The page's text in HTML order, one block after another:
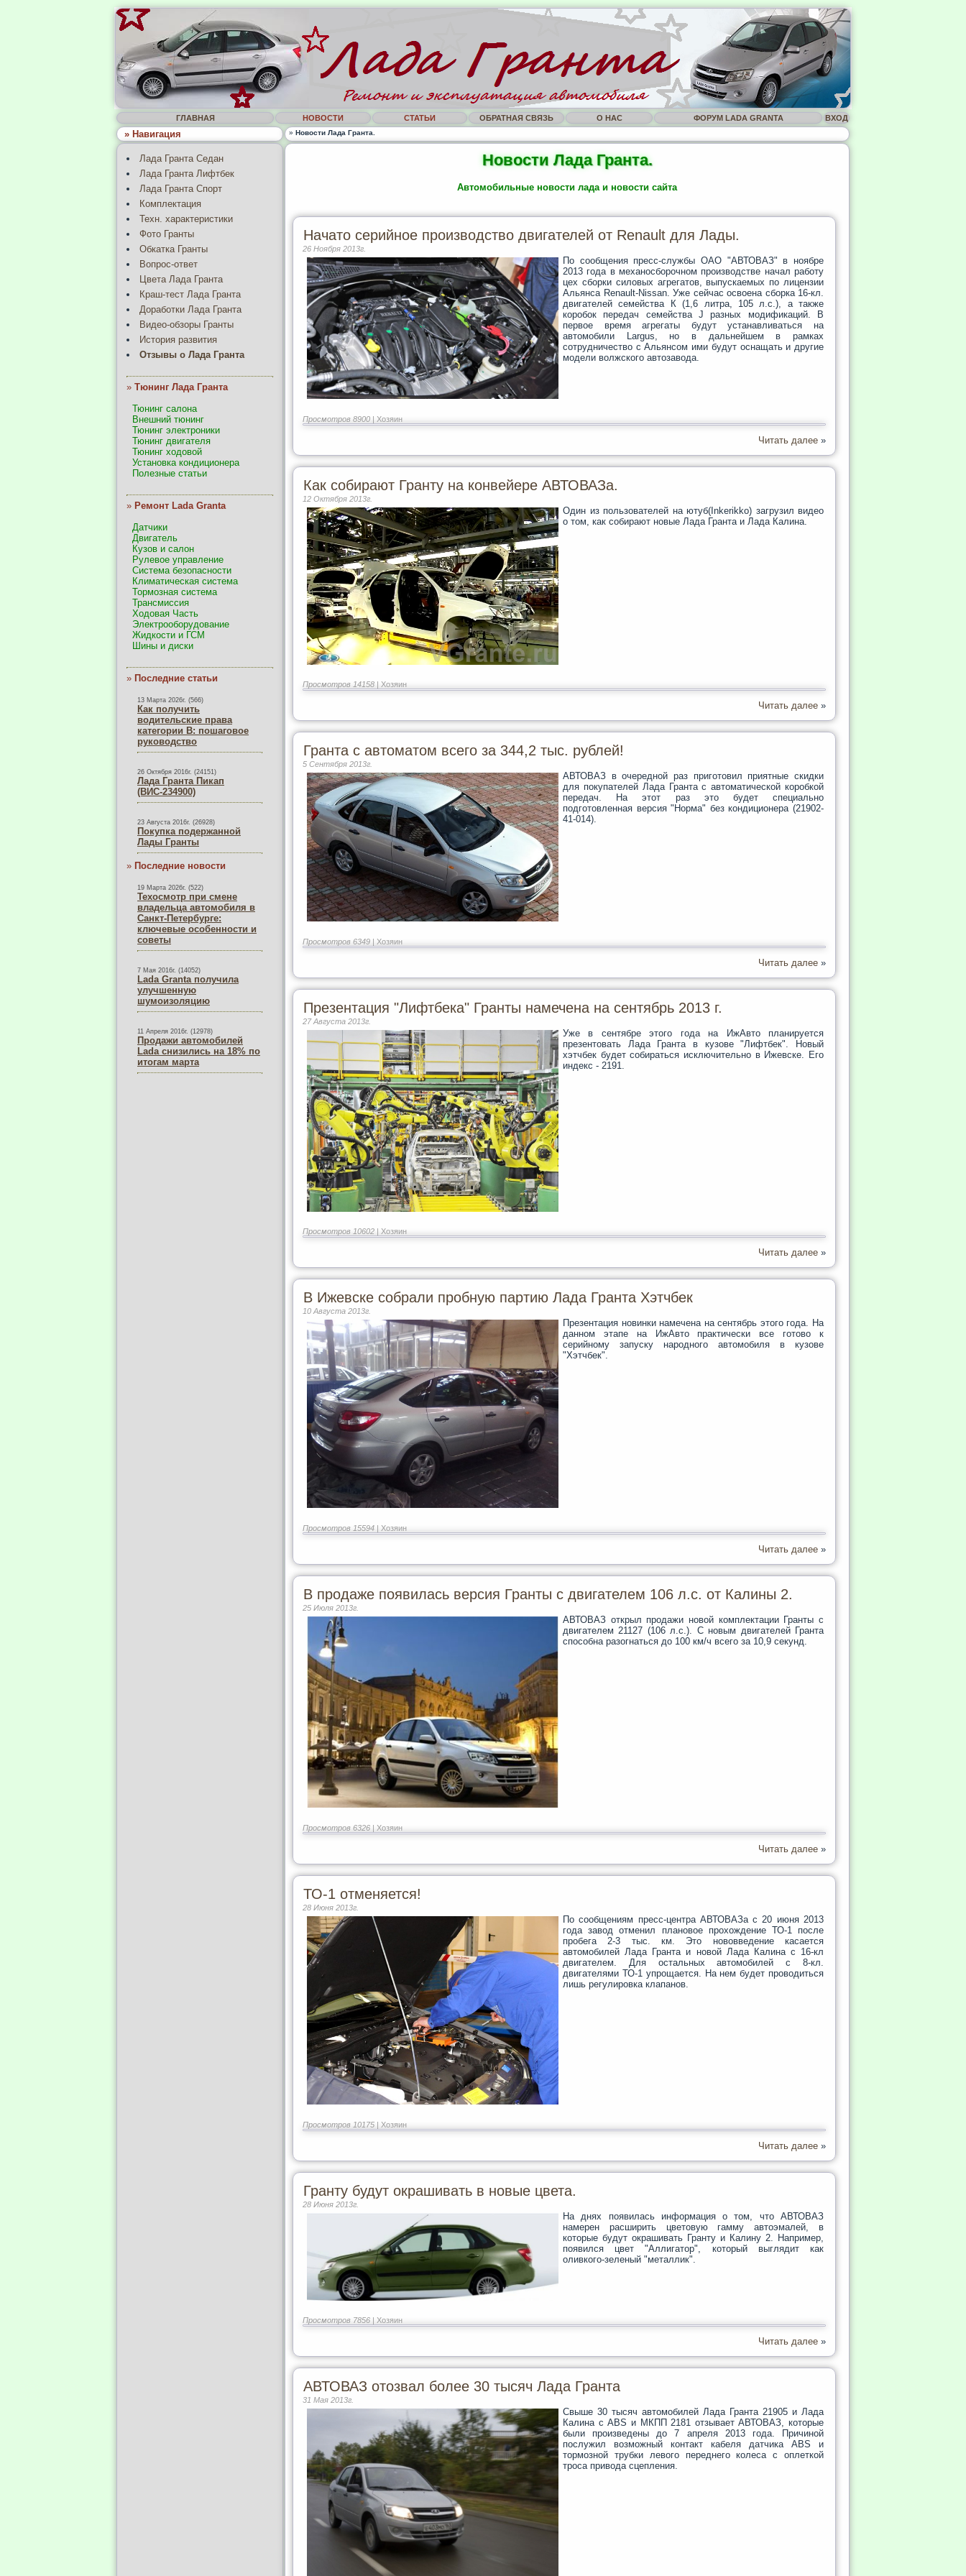
ГЛАВНАЯ НОВОСТИ СТАТЬИ ОБРАТНАЯ СВЯЗЬ О НАС ФОРУМ LADA GRANTA ВХОД
» Навигация » Новости Лада Гранта.
Лада Гранта Седан
Лада Гранта Лифтбек
Лада Гранта Спорт
Комплектация
Техн. характеристики
Фото Гранты
Обкатка Гранты
Вопрос-ответ
Цвета Лада Гранта
Краш-тест Лада Гранта
Доработки Лада Гранта
Видео-обзоры Гранты
История развития
Отзывы о Лада Гранта
» Тюнинг Лада Гранта
Тюнинг салона
Внешний тюнинг
Тюнинг электроники
Тюнинг двигателя
Тюнинг ходовой
Установка кондиционера
Полезные статьи
» Ремонт Lada Granta
Датчики
Двигатель
Кузов и салон
Рулевое управление
Система безопасности
Климатическая система
Тормозная система
Трансмиссия
Ходовая Часть
Электрооборудование
Жидкости и ГСМ
Шины и диски
» Последние статьи
13 Марта 2026г. (566)
Как получить
водительские права
категории B: пошаговое
руководство
26 Октября 2016г. (24151)
Лада Гранта Пикап
(ВИС-234900)
23 Августа 2016г. (26928)
Покупка подержанной
Лады Гранты
» Последние новости
19 Марта 2026г. (522)
Техосмотр при смене
владельца автомобиля в
Санкт-Петербурге:
ключевые особенности и
советы
7 Мая 2016г. (14052)
Lada Granta получила
улучшенную
шумоизоляцию
11 Апреля 2016г. (12978)
Продажи автомобилей
Lada снизились на 18% по
итогам марта
Новости Лада Гранта.
Автомобильные новости лада и новости сайта
Начато серийное производство двигателей от Renault для Лады.
26 Ноября 2013г.
По сообщения пресс-службы ОАО "АВТОВАЗ" в ноябре
2013 года в механосборочном производстве начал работу
цех сборки силовых агрегатов, выпускаемых по лицензии
Альянса Renault-Nissan. Уже сейчас освоена сборка 16-кл.
двигателей семейства К (1,6 литра, 105 л.с.), а также
коробок передач семейства J разных модификаций. В
первое время агрегаты будут устанавливаться на
автомобили Largus, но в дальнейшем в рамках
сотрудничество с Альянсом ими будут оснащать и другие
модели волжского автозавода.
Просмотров 8900 | Хозяин
Читать далее »
Как собирают Гранту на конвейере АВТОВАЗа.
12 Октября 2013г.
Один из пользователей на ютуб(Inkerikko) загрузил видео
о том, как собирают новые Лада Гранта и Лада Калина.
Просмотров 14158 | Хозяин
Читать далее »
Гранта с автоматом всего за 344,2 тыс. рублей!
5 Сентября 2013г.
АВТОВАЗ в очередной раз приготовил приятные скидки
для покупателей Лада Гранта с автоматической коробкой
передач. На этот раз это будет специально
подготовленная версия "Норма" без кондиционера (21902-
41-014).
Просмотров 6349 | Хозяин
Читать далее »
Презентация "Лифтбека" Гранты намечена на сентябрь 2013 г.
27 Августа 2013г.
Уже в сентябре этого года на ИжАвто планируется
презентовать Лада Гранта в кузове "Лифтбек". Новый
хэтчбек будет собираться исключительно в Ижевске. Его
индекс - 2191.
Просмотров 10602 | Хозяин
Читать далее »
В Ижевске собрали пробную партию Лада Гранта Хэтчбек
10 Августа 2013г.
Презентация новинки намечена на сентябрь этого года. На
данном этапе на ИжАвто практически все готово к
серийному запуску народного автомобиля в кузове
"Хэтчбек".
Просмотров 15594 | Хозяин
Читать далее »
В продаже появилась версия Гранты с двигателем 106 л.с. от Калины 2.
25 Июля 2013г.
АВТОВАЗ открыл продажи новой комплектации Гранты с
двигателем 21127 (106 л.с.). С новым двигателей Гранта
способна разогнаться до 100 км/ч всего за 10,9 секунд.
Просмотров 6326 | Хозяин
Читать далее »
ТО-1 отменяется!
28 Июня 2013г.
По сообщениям пресс-центра АВТОВАЗа с 20 июня 2013
года завод отменил плановое прохождение ТО-1 после
пробега 2-3 тыс. км. Это нововведение касается
автомобилей Лада Гранта и новой Лада Калина с 16-кл
двигателем. Для остальных автомобилей с 8-кл.
двигателями ТО-1 упрощается. На нем будет проводиться
лишь регулировка клапанов.
Просмотров 10175 | Хозяин
Читать далее »
Гранту будут окрашивать в новые цвета.
28 Июня 2013г.
На днях появилась информация о том, что АВТОВАЗ
намерен расширить цветовую гамму автоэмалей, в
которые будут окрашивать Гранту и Калину 2. Например,
появился цвет "Аллигатор", который выглядит как
оливкого-зеленый "металлик".
Просмотров 7856 | Хозяин
Читать далее »
АВТОВАЗ отозвал более 30 тысяч Лада Гранта
31 Мая 2013г.
Свыше 30 тысяч автомобилей Лада Гранта 21905 и Лада
Калина с ABS и МКПП 2181 отзывает АВТОВАЗ, которые
были произведены до 7 апреля 2013 года. Причиной
послужил возможный контакт кабеля датчика ABS и
тормозной трубки левого переднего колеса с оплеткой
троса привода сцепления.